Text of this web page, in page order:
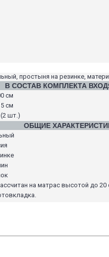
простыня на резинке,
В СОСТАВ КОМПЛЕКТА
см
см
шт.)
ОБЩИЕ
на матрас высотой до 20